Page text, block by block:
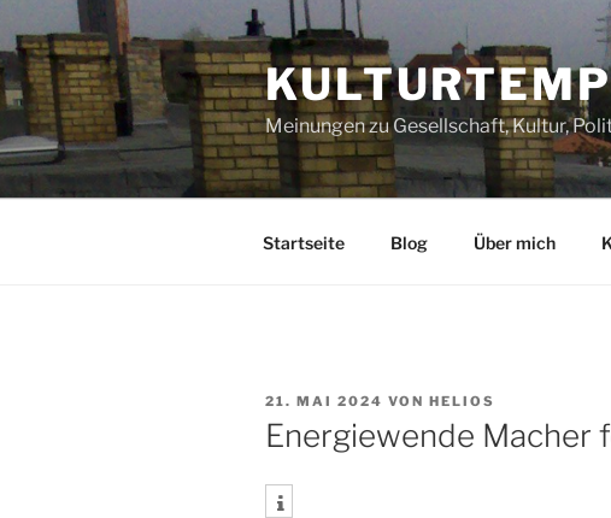
Inhalt
springen
Meinungen zu Gesellschaft, Kultur,
Startseite Blog Über mich
VERÖFFENTLICHT
AM
21. MAI 2024 VON HELIOS
Energiewende Macher